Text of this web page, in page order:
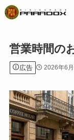
営業時間の
広告 2026年6